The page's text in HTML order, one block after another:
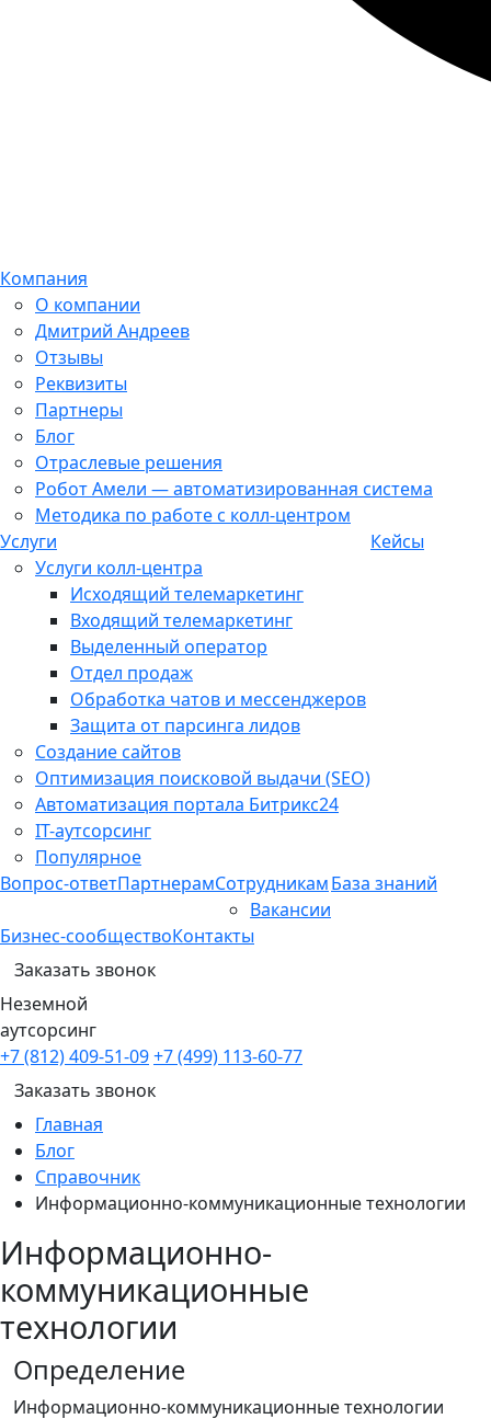
Компания
О компании
Дмитрий Андреев
Отзывы
Реквизиты
Партнеры
Блог
Отраслевые решения
Робот Амели — автоматизированная система
Методика по работе с колл-центром
Услуги
Услуги колл-центра
Исходящий телемаркетинг
Входящий телемаркетинг
Выделенный оператор
Отдел продаж
Обработка чатов и мессенджеров
Защита от парсинга лидов
Создание сайтов
Оптимизация поисковой выдачи (SEO)
Автоматизация портала Битрикс24
IT-аутсорсинг
Популярное
Кейсы
Вопрос-ответПартнерамСотрудникам
Вакансии
База знаний
Бизнес-сообществоКонтакты
Заказать звонок
Неземной
аутсорсинг
+7 (812) 409-51-09+7 (499) 113-60-77
Заказать звонок
Главная
Блог
Справочник
Информационно-коммуникационные технологии
Информационно-
коммуникационные
технологии
Определение
Информационно-коммуникационные технологии